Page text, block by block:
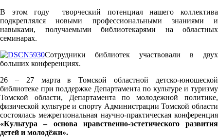
В этом году творческий потенциал нашего коллектива
подкреплялся новыми профессиональными знаниями и
навыками, получаемыми библиотекарями на областных
семинарах.
Сотрудники библиотек участвовали в двух
больших конференциях.
26 – 27 марта в Томской областной детско-юношеской
библиотеке при поддержке Департамента по культуре и туризму
Томской области, Департамента по молодежной политике,
физической культуре и спорту Администрации Томской области
состоялась межрегиональная научно-практическая конференция
«Культура – основа нравственно-эстетического развития
детей и молодёжи».